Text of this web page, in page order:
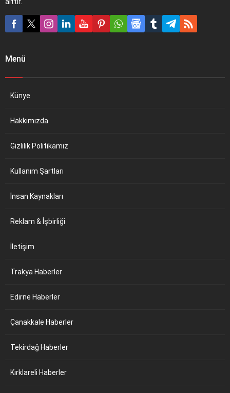
aittir.
Menü
Künye
Hakkımızda
Gizlilik Politikamız
Kullanım Şartları
İnsan Kaynakları
Reklam & İşbirliği
İletişim
Trakya Haberler
Edirne Haberler
Çanakkale Haberler
Tekirdağ Haberler
Kırklareli Haberler